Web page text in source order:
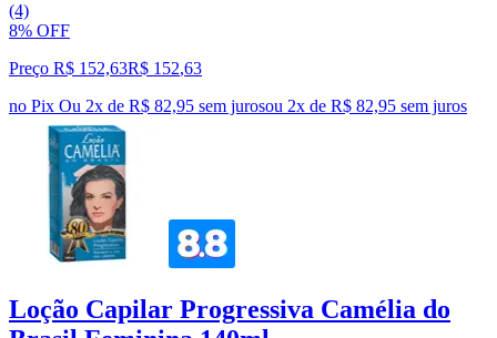
(4)
8% OFF
Preço R$ 152,63R$ 152,63
no Pix Ou 2x de R$ 82,95 sem jurosou 2x de R$ 82,95 sem juros
Loção Capilar Progressiva Camélia do